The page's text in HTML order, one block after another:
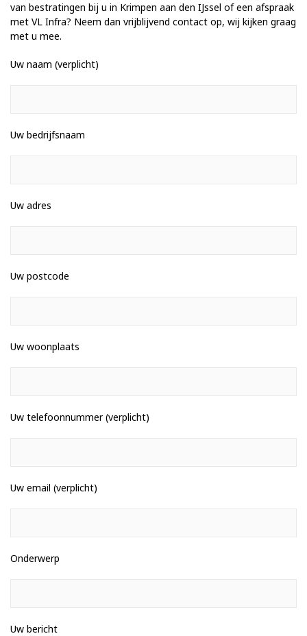
van bestratingen bij u in Krimpen aan den IJssel of een afspraak
met VL Infra? Neem dan vrijblijvend contact op, wij kijken graag
met u mee.
Uw naam (verplicht)
Uw bedrijfsnaam
Uw adres
Uw postcode
Uw woonplaats
Uw telefoonnummer (verplicht)
Uw email (verplicht)
Onderwerp
Uw bericht